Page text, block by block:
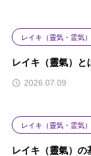
レイキ（靈気・霊気）
レイキ（靈氣）と
2026.07.09
レイキ（靈気・霊気）
レイキ（靈氣）の